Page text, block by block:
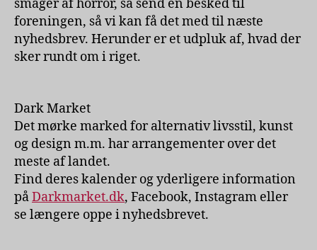
smager af horror, så send en besked til
foreningen, så vi kan få det med til næste
nyhedsbrev. Herunder er et udpluk af, hvad der
sker rundt om i riget.
Dark Market
Det mørke marked for alternativ livsstil, kunst
og design m.m. har arrangementer over det
meste af landet.
Find deres kalender og yderligere information
påDarkmarket.dk, Facebook, Instagram eller
se længere oppe i nyhedsbrevet.